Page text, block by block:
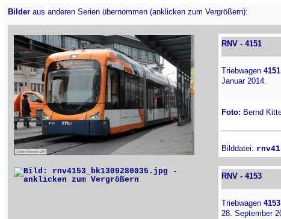
Bilder aus anderen Serien übernommen (anklicken zum Vergrößern):
RNV - 4151
Triebwagen 4151
Januar 2014.
Foto: Bernd
Bilddatei:
RNV - 4153
Triebwagen 4153
28. September